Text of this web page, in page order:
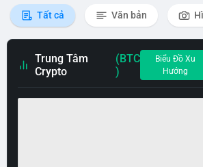
Tất cả Văn bản
Trung Tâm
Crypto
(BTC
)
Biểu Đồ Xu
Hướng